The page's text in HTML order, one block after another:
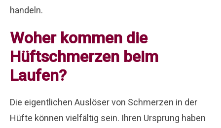
handeln.
Woher kommen die
Hüftschmerzen beim
Laufen?
Die eigentlichen Auslöser von Schmerzen in der
Hüfte können vielfältig sein. Ihren Ursprung haben